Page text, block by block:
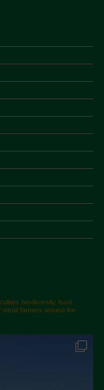
biodiversity, food
farmers around the